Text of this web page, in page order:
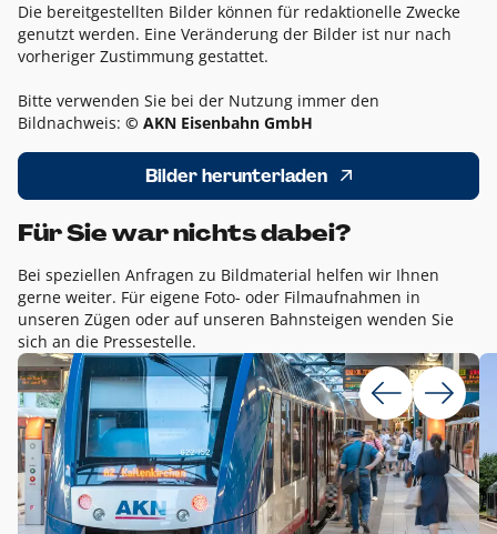
Die bereitgestellten Bilder können für redaktionelle Zwecke
genutzt werden. Eine Veränderung der Bilder ist nur nach
vorheriger Zustimmung gestattet.
Bitte verwenden Sie bei der Nutzung immer den
Bildnachweis: © AKN Eisenbahn GmbH
Bilder herunterladen
Für Sie war nichts dabei?
Bei speziellen Anfragen zu Bildmaterial helfen wir Ihnen
gerne weiter. Für eigene Foto- oder Filmaufnahmen in
unseren Zügen oder auf unseren Bahnsteigen wenden Sie
sich an die Pressestelle.